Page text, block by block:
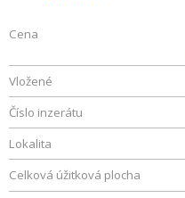
Cena
Vložené
Číslo inzerátu
Lokalita
Celková úžitková plocha